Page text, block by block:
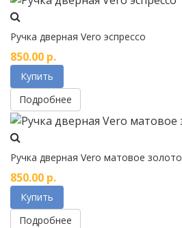
Ручка дверная Vero эспрессо
850.00 р.
Купить
Подробнее
Ручка дверная Vero матовое золото
850.00 р.
Купить
Подробнее